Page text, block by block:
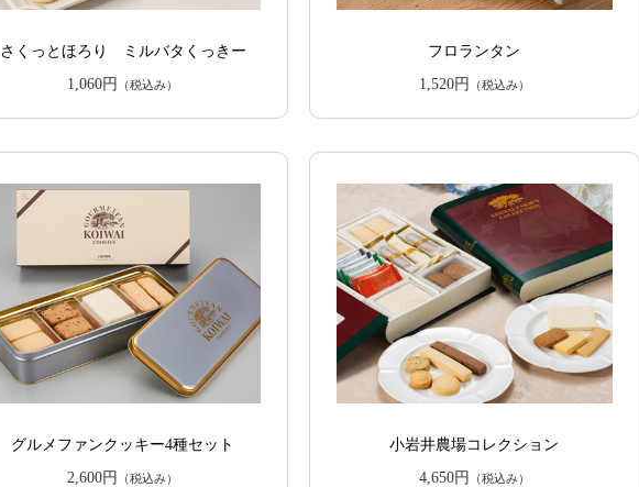
さくっとほろり ミルバタくっきー
1,060円
（税込み）
フロランタン
1,520円
（税込み）
グルメファンクッキー4種セット
2,600円
（税込み）
小岩井農場コレクション
4,650円
（税込み）